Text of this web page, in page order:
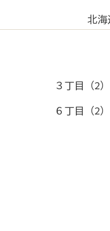
北
３丁目（2）
６丁目（2）